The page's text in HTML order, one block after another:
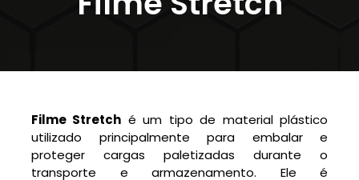
Filme Stretch é um tipo de material plástico
utilizado principalmente para embalar e
proteger cargas paletizadas durante o
transporte e armazenamento. Ele é